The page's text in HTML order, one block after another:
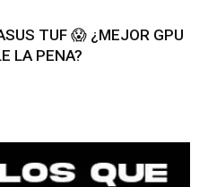
TUF 😱 ¿MEJOR GPU
LA PENA?